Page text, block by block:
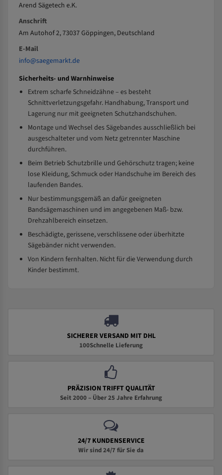
Arend Sägetech e.K.
Anschrift
Am Autohof 2, 73037 Göppingen, Deutschland
E-Mail
info@saegemarkt.de
Sicherheits- und Warnhinweise
Extrem scharfe Schneidzähne – es besteht
Schnittverletzungsgefahr. Handhabung, Transport und
Lagerung nur mit geeigneten Schutzhandschuhen.
Montage und Wechsel des Sägebandes ausschließlich bei
ausgeschalteter und vom Netz getrennter Maschine
durchführen.
Beim Betrieb Schutzbrille und Gehörschutz tragen; keine
lose Kleidung, Schmuck oder Handschuhe im Bereich des
laufenden Bandes.
Nur bestimmungsgemäß an dafür geeigneten
Bandsägemaschinen und im angegebenen Maß- bzw.
Drehzahlbereich einsetzen.
Beschädigte, gerissene, verschlissene oder überhitzte
Sägebänder nicht verwenden.
Von Kindern fernhalten. Nicht für die Verwendung durch
Kinder bestimmt.
SICHERER VERSAND MIT DHL
100Schnelle Lieferung
PRÄZISION TRIFFT QUALITÄT
Seit 2000 – Über 25 Jahre Erfahrung
24/7 KUNDENSERVICE
Wir sind 24/7 für Sie da